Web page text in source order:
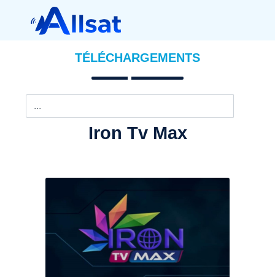
TÉLÉCHARGEMENTS
Iron Tv Max